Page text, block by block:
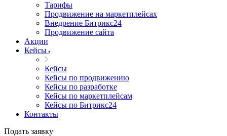
Тарифы
Продвижение на маркетплейсах
Внедрение Битрикс24
Продвижение сайта
Акции
Кейсы
Кейсы
Кейсы по продвижению
Кейсы по разработке
Кейсы по маркетплейсам
Кейсы по Битрикс24
Контакты
Подать заявку